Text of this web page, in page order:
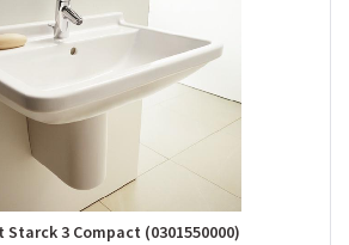
3 Compact (0301550000)